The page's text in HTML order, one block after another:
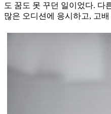
도 꿈도 못 꾸던 일이었다. 다
많은 오디션에 응시하고, 고